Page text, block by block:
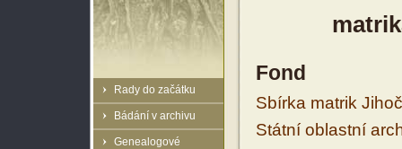
Rady do začátku
Bádání v archivu
Genealogové
Fond
Sbírka matrik
Státní oblastní